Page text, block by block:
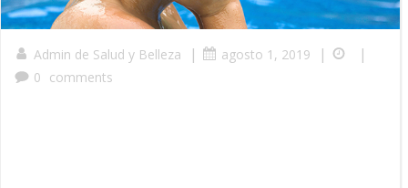
Admin de Salud y Belleza | agosto 1, 2019 | |
0 comments